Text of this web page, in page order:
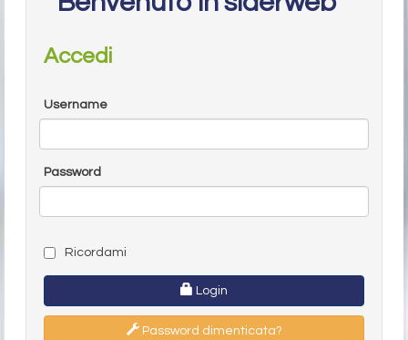
Accedi
Username
Password
Ricordami
Login
Password dimenticata?